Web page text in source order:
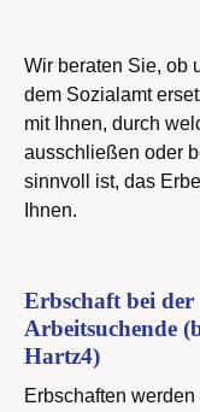
Wir beraten Sie, ob
dem Sozialamt
mit Ihnen, durch
ausschließen oder
sinnvoll ist, das
Ihnen.
Erbschaft bei
Arbeitsuchende
Hartz4)
Erbschaften